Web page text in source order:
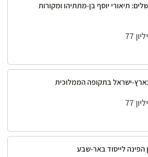
תיאורי יוסף בן-מתתיהו ומקורות
77
ישראל בתקופה הממלוכית
77
הפינה לייסוד באר-שבע